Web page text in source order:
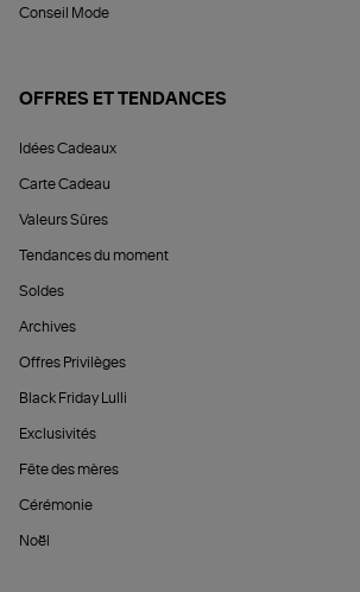
Conseil Mode
OFFRES ET TENDANCES
Idées Cadeaux
Carte Cadeau
Valeurs Sûres
Tendances du moment
Soldes
Archives
Offres Privilèges
Black Friday Lulli
Exclusivités
Fête des mères
Cérémonie
Noël